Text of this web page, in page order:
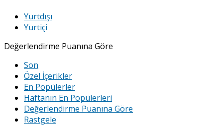
Yurtdışı
Yurtiçi
Değerlendirme Puanına Göre
Son
Özel İçerikler
En Popülerler
Haftanın En Popülerleri
Değerlendirme Puanına Göre
Rastgele